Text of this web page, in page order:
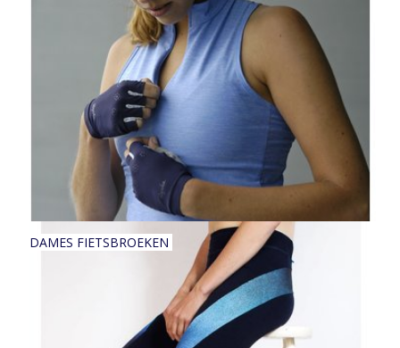
DAMES FIETSBROEKEN